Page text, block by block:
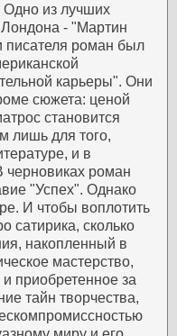
Одно из лучших
Лондона - "Мартин
роман был
карьеры". Они
сюжета: ценой
становится
лишь для того,
и в
черновиках роман
"Успех". Однако
И чтобы воплотить
сатирика, сколько
накопленный в
мастерство,
приобретенное за
тайн творчества,